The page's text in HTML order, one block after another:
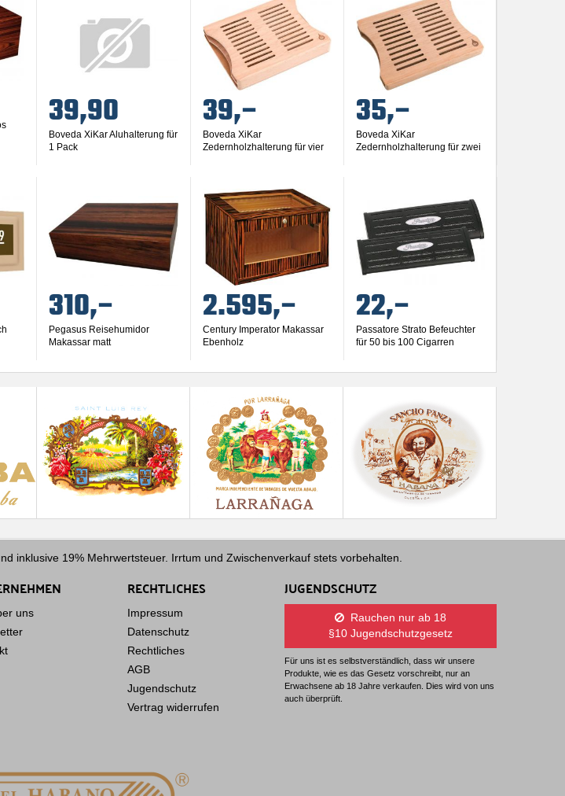
39,90
Boveda XiKar Aluhalterung für
1 Pack
39,–
Boveda XiKar
Zedernholzhalterung für vier
35,–
Boveda XiKar
Zedernholzhalterung für zwei
310,–
Pegasus Reisehumidor
Makassar matt
2.595,–
Century Imperator Makassar
Ebenholz
22,–
Passatore Strato Befeuchter
für 50 bis 100 Cigarren
inklusive 19% Mehrwertsteuer. Irrtum und Zwischenverkauf stets vorbehalten.
uns
RECHTLICHES
Impressum
Datenschutz
Rechtliches
AGB
Jugendschutz
Vertrag widerrufen
JUGENDSCHUTZ
Rauchen nur ab 18
§10 Jugendschutzgesetz
Für uns ist es selbstverständlich, dass wir unsere
Produkte, wie es das Gesetz vorschreibt, nur an
Erwachsene ab 18 Jahre verkaufen. Dies wird von uns
auch überprüft.